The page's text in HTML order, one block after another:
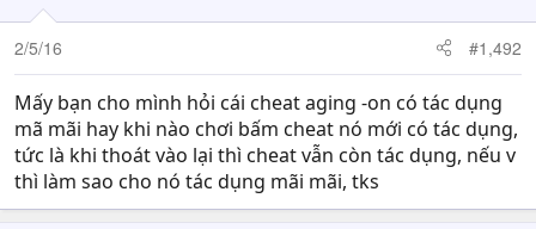
2/5/16 #1,492
Mấy bạn cho mình hỏi cái cheat aging -on có tác dụng
mã mãi hay khi nào chơi bấm cheat nó mới có tác dụng,
tức là khi thoát vào lại thì cheat vẫn còn tác dụng, nếu v
thì làm sao cho nó tác dụng mãi mãi, tks